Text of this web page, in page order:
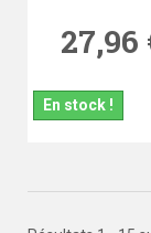
27,96
En stock !